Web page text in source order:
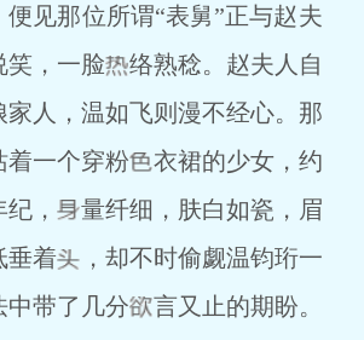
见那位所谓“表舅”正与赵夫
笑，一脸
络熟稔。赵夫人自
家人，温如飞则漫不经心。那
着一个穿粉
衣裙的少女，约
，
量纤细，肤白如瓷，眉
垂着
，却不时偷觑温钧珩一
中带了几分
言又止的期盼。